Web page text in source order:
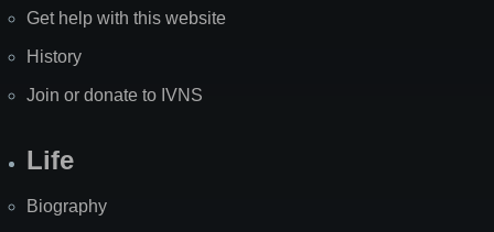
Get help with this website
History
Join or donate to IVNS
Life
Biography